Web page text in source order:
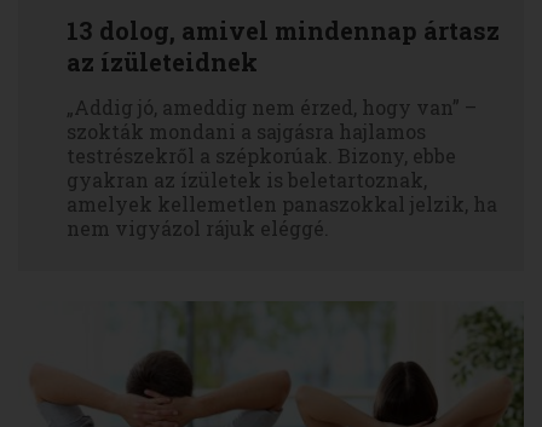
13 dolog, amivel mindennap ártasz
az ízületeidnek
„Addig jó, ameddig nem érzed, hogy van” –
szokták mondani a sajgásra hajlamos
testrészekről a szépkorúak. Bizony, ebbe
gyakran az ízületek is beletartoznak,
amelyek kellemetlen panaszokkal jelzik, ha
nem vigyázol rájuk eléggé.